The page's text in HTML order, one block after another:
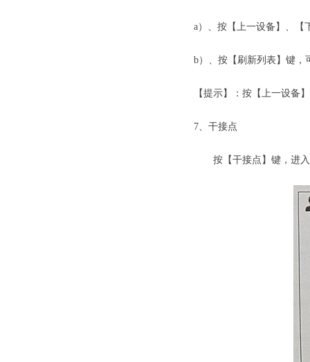
a）、按【上一设备】、【
b）、按【刷新列表】键，
【提示】：按【上一设备
7、干接点
按【干接点】键，进入